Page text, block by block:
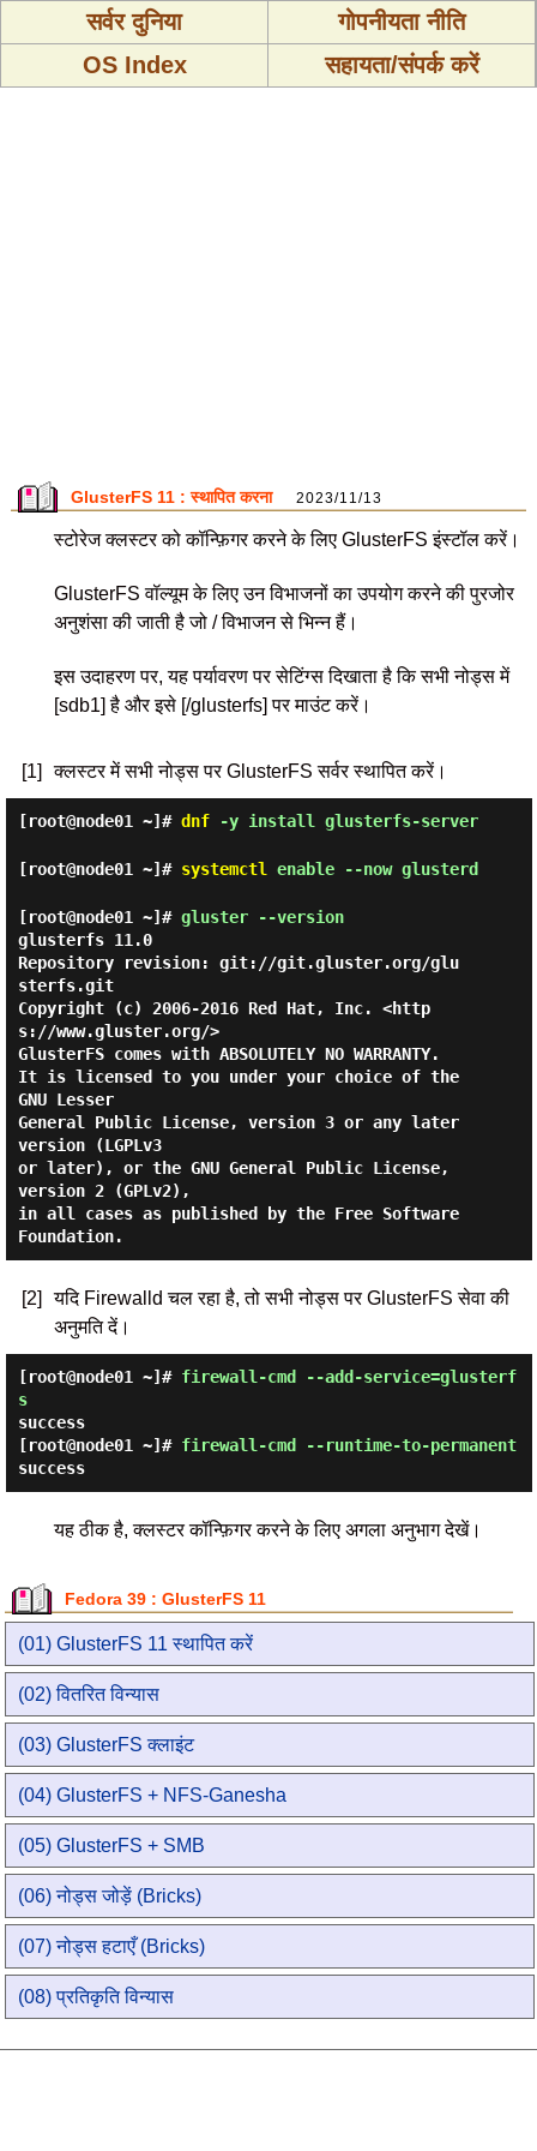
सर्वर दुनिया
गोपनीयता नीति
OS Index
सहायता/संपर्क करें
GlusterFS 11 : स्थापित करना 2023/11/13
स्टोरेज क्लस्टर को कॉन्फ़िगर करने के लिए GlusterFS इंस्टॉल करें।
GlusterFS वॉल्यूम के लिए उन विभाजनों का उपयोग करने की पुरजोर
अनुशंसा की जाती है जो / विभाजन से भिन्न हैं।
इस उदाहरण पर, यह पर्यावरण पर सेटिंग्स दिखाता है कि सभी नोड्स में
[sdb1] है और इसे [/glusterfs] पर माउंट करें।
[1] क्लस्टर में सभी नोड्स पर GlusterFS सर्वर स्थापित करें।
[root@node01 ~]# dnf-y install glusterfs-server
[root@node01 ~]# systemctl enable --now glusterd
[root@node01 ~]# gluster --version
glusterfs 11.0
Repository revision: git://git.gluster.org/glu
sterfs.git
Copyright (c) 2006-2016 Red Hat, Inc. <http
s://www.gluster.org/>
GlusterFS comes with ABSOLUTELY NO WARRANTY.
It is licensed to you under your choice of the
GNU Lesser
General Public License, version 3 or any later
version (LGPLv3
or later), or the GNU General Public License,
version 2 (GPLv2),
in all cases as published by the Free Software
[2]
यदि Firewalld चल रहा है, तो सभी नोड्स पर GlusterFS सेवा की
अनुमति दें।
[root@node01 ~]# firewall-cmd --add-service=glusterf
s
success
[root@node01 ~]# firewall-cmd --runtime-to-permanent
success
यह ठीक है, क्लस्टर कॉन्फ़िगर करने के लिए अगला अनुभाग देखें।
Fedora 39 : GlusterFS 11
(01) GlusterFS 11 स्थापित करें
(02) वितरित विन्यास
(03) GlusterFS क्लाइंट
(04) GlusterFS + NFS-Ganesha
(05) GlusterFS + SMB
(06) नोड्स जोड़ें (Bricks)
(07) नोड्स हटाएँ (Bricks)
(08) प्रतिकृति विन्यास